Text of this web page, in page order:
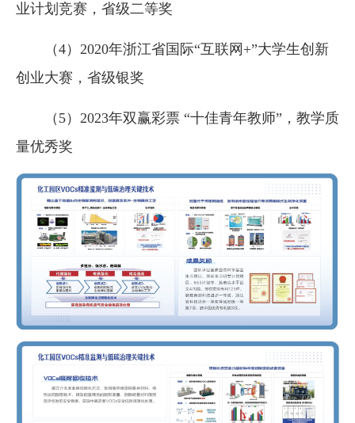
业计划竞赛，省级二等奖
（4）2020年浙江省国际“互联网+”大学生创新
创业大赛，省级银奖
（5）2023年双赢彩票 “十佳青年教师”，教学质
量优秀奖